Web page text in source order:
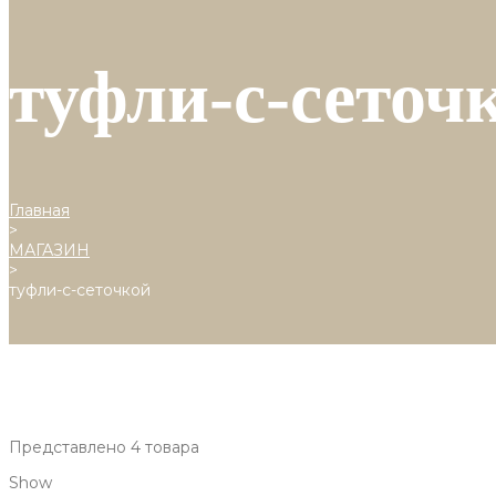
туфли-с-
Главная
>
МАГАЗИН
>
туфли-с-сеточкой
Представлено 4 товара
Show